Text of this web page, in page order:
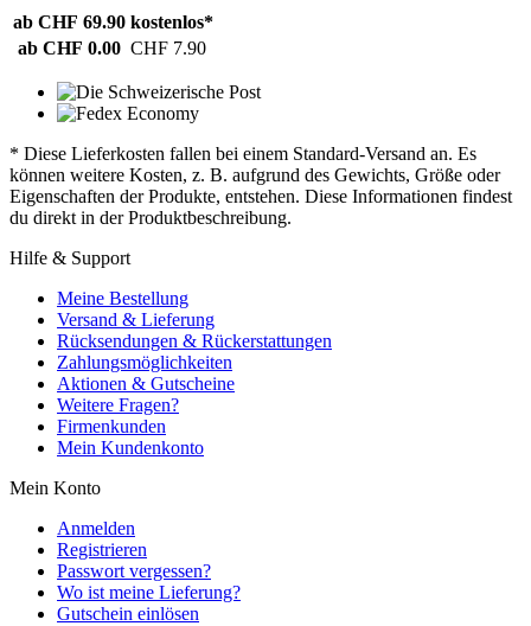
ab CHF 69.90 kostenlos*
ab CHF 0.00 CHF 7.90
* Diese Lieferkosten fallen bei einem Standard-Versand an. Es
können weitere Kosten, z. B. aufgrund des Gewichts, Größe oder
Eigenschaften der Produkte, entstehen. Diese Informationen findest
du direkt in der Produktbeschreibung.
Hilfe & Support
Meine Bestellung
Versand & Lieferung
Rücksendungen & Rückerstattungen
Zahlungsmöglichkeiten
Aktionen & Gutscheine
Weitere Fragen?
Firmenkunden
Mein Kundenkonto
Mein Konto
Anmelden
Registrieren
Passwort vergessen?
Wo ist meine Lieferung?
Gutschein einlösen